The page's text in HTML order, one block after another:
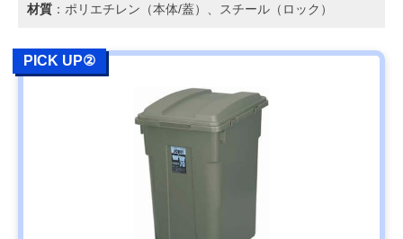
材質 ：ポリエチレン（本体/蓋）、スチール（ロック）
PICK UP②